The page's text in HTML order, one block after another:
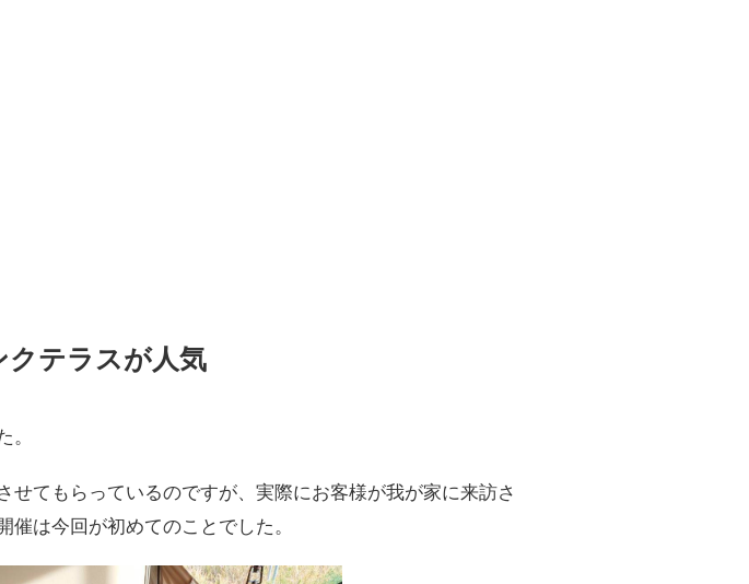
クテラスが人気
てもらっているのですが、実際にお客様が我が家に来訪さ
は今回が初めてのことでした。